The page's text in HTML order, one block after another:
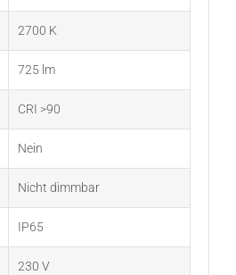
2700 K
725 lm
CRI >90
Nein
Nicht dimmbar
IP65
230 V